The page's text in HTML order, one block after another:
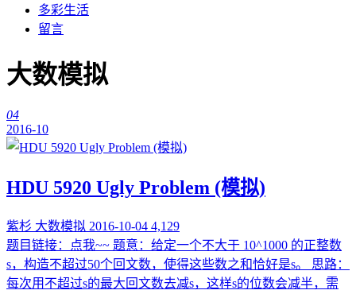
多彩生活
留言
大数模拟
04
2016-10
HDU 5920 Ugly Problem (模拟)
紫杉 大数模拟 2016-10-04 4,129
题目链接：点我~~ 题意：给定一个不大于 10^1000 的正整数
s，构造不超过50个回文数，使得这些数之和恰好是s。 思路：
每次用不超过s的最大回文数去减s，这样s的位数会减半，需